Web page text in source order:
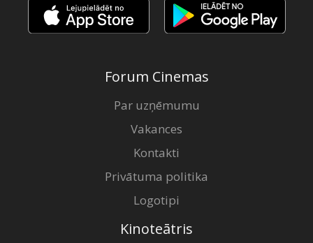
Kino
Klubs
Forum Cinemas
Par uzņēmumu
Vakances
Kontakti
Privātuma politika
Logotipi
Kinoteātris